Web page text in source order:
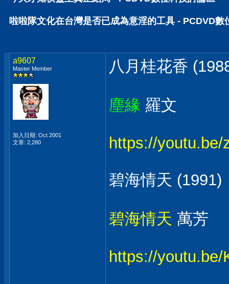
啦啦隊文化在台灣是否已成為意淫的工具 - PCDVD數
a9607
Master Member
加入日期: Oct 2001
文章: 2,280
八月桂花香
塵緣 羅文
https://youtu.be/
碧海情天 (1991)
碧海情天 萬芳
https://youtu.be/